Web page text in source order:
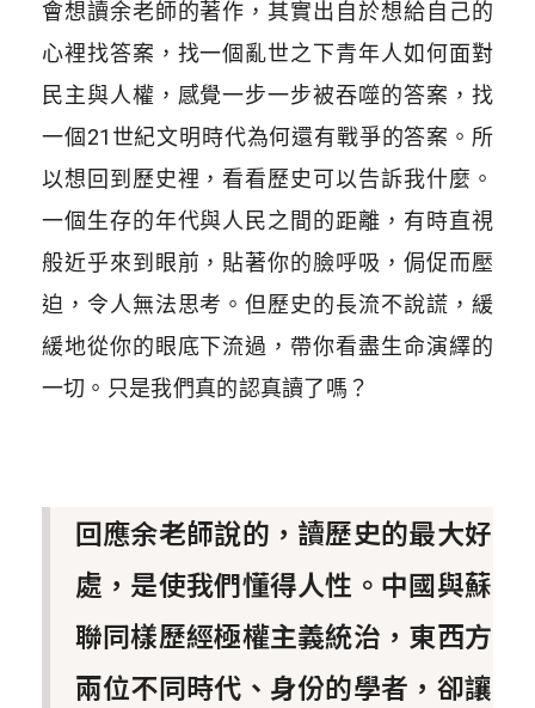
會想讀余老師的著作，其實出自於想給自己的
心裡找答案，找一個亂世之下青年人如何面對
民主與人權，感覺一步一步被吞噬的答案，找
一個21世紀文明時代為何還有戰爭的答案。所
以想回到歷史裡，看看歷史可以告訴我什麼。
一個生存的年代與人民之間的距離，有時直視
般近乎來到眼前，貼著你的臉呼吸，侷促而壓
迫，令人無法思考。但歷史的長流不說謊，緩
緩地從你的眼底下流過，帶你看盡生命演繹的
一切。只是我們真的認真讀了嗎？
回應余老師說的，讀歷史的最大好
處，是使我們懂得人性。中國與蘇
聯同樣歷經極權主義統治，東西方
兩位不同時代、身份的學者，卻讓